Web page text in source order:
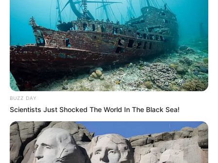
BUZZ DAY
Scientists Just Shocked The World In The Black Sea!